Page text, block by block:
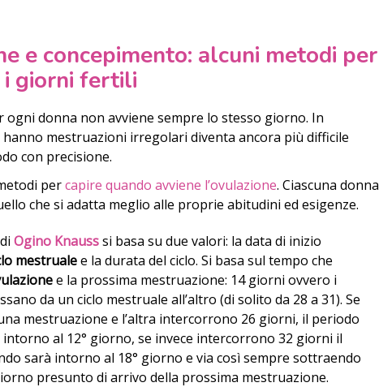
e concepimento: alcuni metodi per
giorni fertili
ogni donna non avviene sempre lo stesso giorno. In
hanno mestruazioni irregolari diventa ancora più difficile
con precisione.
percapire quando avviene l’ovulazione. Ciascuna donna
che si adatta meglio alle proprie abitudini ed esigenze.
Ogino Knausssi basa su due valori: la data di inizio
mestrualee la durata del ciclo. Si basa sul tempo che
e la prossima mestruazione: 14 giorni ovvero i
da un ciclo mestruale all’altro (di solito da 28 a 31). Se
mestruazione e l’altra intercorrono 26 giorni, il periodo
al 12° giorno, se invece intercorrono 32 giorni il
sarà intorno al 18° giorno e via così sempre sottraendo
presunto di arrivo della prossima mestruazione.